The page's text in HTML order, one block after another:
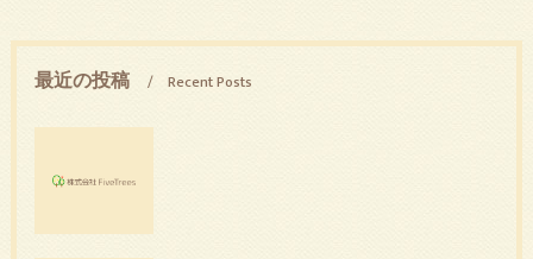
最近の投稿 Recent Posts